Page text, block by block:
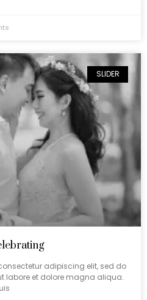
SLIDER
adipiscing elit, sed do
labore et dolore magna aliqua.